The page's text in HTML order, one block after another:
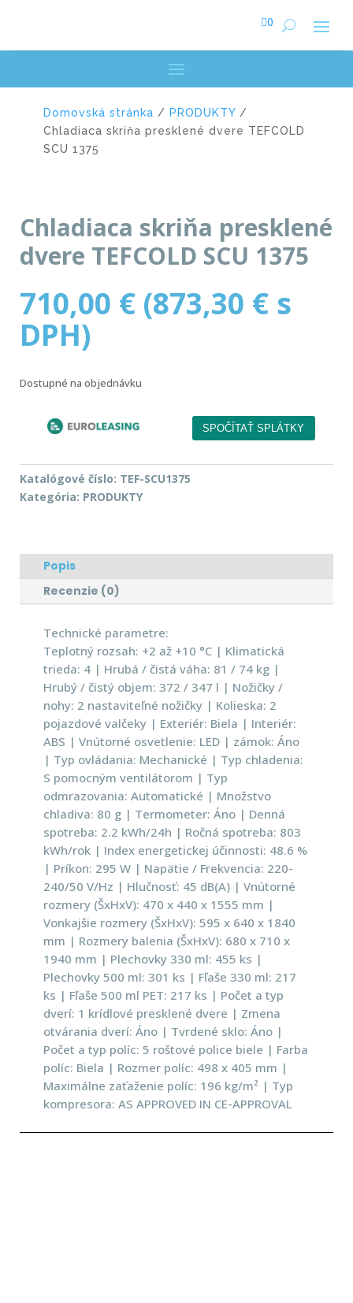
0
Domovská stránka / PRODUKTY /
Chladiaca skriňa presklené dvere TEFCOLD
SCU 1375
Chladiaca skriňa presklené
dvere TEFCOLD SCU 1375
710,00 € (873,30 € s
DPH)
Dostupné na objednávku
Katalógové číslo: TEF-SCU1375
Kategória: PRODUKTY
Popis
Recenzie (0)
Technické parametre:
Teplotný rozsah: +2 až +10 °C | Klimatická
trieda: 4 | Hrubá / čistá váha: 81 / 74 kg |
Hrubý / čistý objem: 372 / 347 l | Nožičky /
nohy: 2 nastaviteľné nožičky | Kolieska: 2
pojazdové valčeky | Exteriér: Biela | Interiér:
ABS | Vnútorné osvetlenie: LED | zámok: Áno
| Typ ovládania: Mechanické | Typ chladenia:
S pomocným ventilátorom | Typ
odmrazovania: Automatické | Množstvo
chladiva: 80 g | Termometer: Áno | Denná
spotreba: 2.2 kWh/24h | Ročná spotreba: 803
kWh/rok | Index energetickej účinnosti: 48.6 %
| Príkon: 295 W | Napätie / Frekvencia: 220-
240/50 V/Hz | Hlučnosť: 45 dB(A) | Vnútorné
rozmery (ŠxHxV): 470 x 440 x 1555 mm |
Vonkajšie rozmery (ŠxHxV): 595 x 640 x 1840
mm | Rozmery balenia (ŠxHxV): 680 x 710 x
1940 mm | Plechovky 330 ml: 455 ks |
Plechovky 500 ml: 301 ks | Fľaše 330 ml: 217
ks | Fľaše 500 ml PET: 217 ks | Počet a typ
dverí: 1 krídlové presklené dvere | Zmena
otvárania dverí: Áno | Tvrdené sklo: Áno |
Počet a typ políc: 5 roštové police biele | Farba
políc: Biela | Rozmer políc: 498 x 405 mm |
Maximálne zaťaženie políc: 196 kg/m² | Typ
kompresora: AS APPROVED IN CE-APPROVAL